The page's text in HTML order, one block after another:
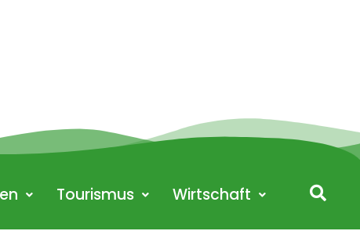
Tourismus Wirtschaft